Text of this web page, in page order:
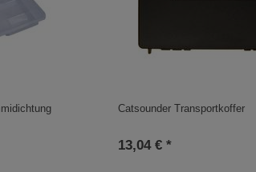
Catsounder Transportkoffer
13,04 € *